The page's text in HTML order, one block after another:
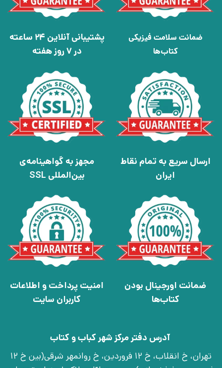
ضمانت سلامت فیزیکی
کتاب‌ها
پشتیبانی آنلاین 24 ساعته
در 7 روز هفته
ارسال سریع به تمام نقاط
ایران
مجهز به گواهینامه‌ی
بین‌المللی SSL
ضمانت اورجینال بودن
کتاب‌ها
امنیت پرداخت و اطلاعات
کاربران سایت
آدرس دفتر مرکز شهر کباب و کتاب
تهران، خ انقلاب، خ 12 فروردین، خ روانمهر شرقی(بین خ 12